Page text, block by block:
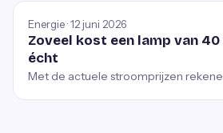
Energie · 12 juni 2026
Zoveel kost een lamp van
écht
Met de actuele stroomprijzen